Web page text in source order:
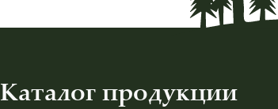
Каталог продукции